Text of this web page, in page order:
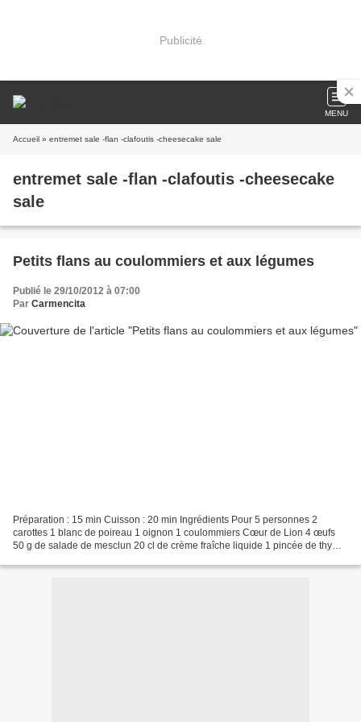
Publicité
MENU
Accueil » entremet sale -flan -clafoutis -cheesecake sale
entremet sale -flan -clafoutis -cheesecake
sale
Petits flans au coulommiers et aux légumes
Publié le 29/10/2012 à 07:00
Par Carmencita
Préparation : 15 min Cuisson : 20 min Ingrédients Pour 5 personnes 2
carottes 1 blanc de poireau 1 oignon 1 coulommiers Cœur de Lion 4 œufs
50 g de salade de mesclun 20 cl de crème fraîche liquide 1 pincée de thym